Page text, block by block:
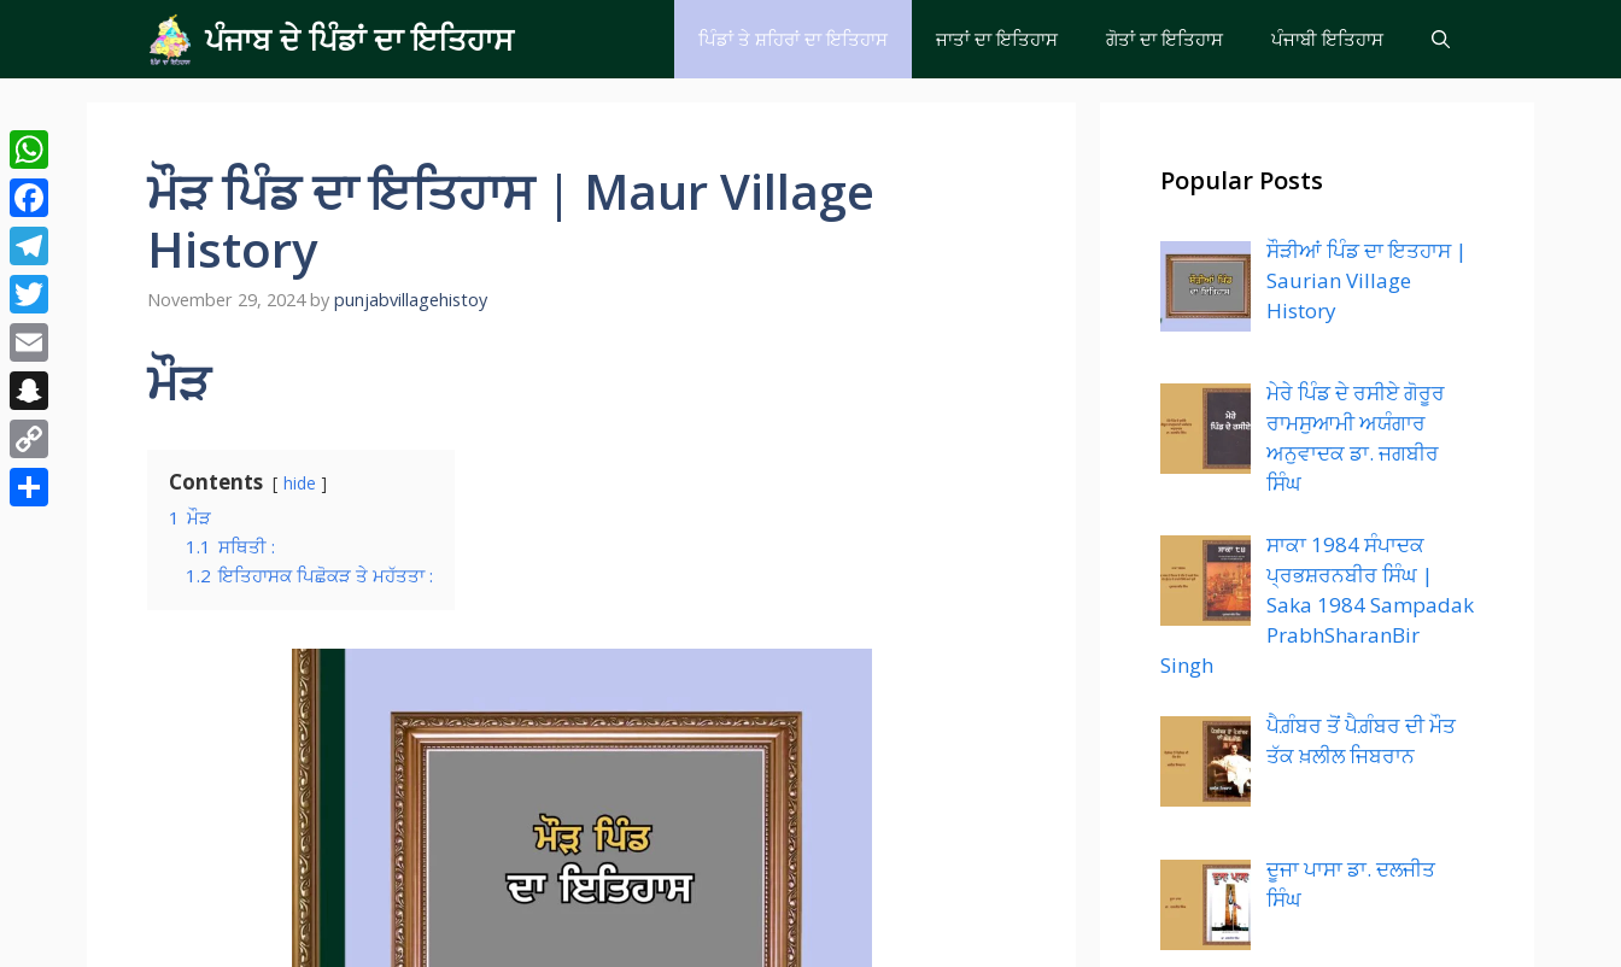
content
ਪੰਜਾਬ ਦੇ ਪਿੰਡਾਂ ਦਾ ਇਤਿਹਾਸ ਪਿੰਡਾਂ ਤੇ ਸ਼ਹਿਰਾਂ ਦਾ ਇਤਿਹਾਸ ਜਾਤਾਂ ਦਾ ਇਤਿਹਾਸ ਗੋਤਾਂ ਦਾ ਇਤਿਹਾਸ ਪੰਜਾਬੀ ਇਤਿਹਾਸ
ਮੌੜ ਪਿੰਡ ਦਾ ਇਤਿਹਾਸ | Maur Village
History
November 29, 2024 by punjabvillagehistoy
ਮੌੜ
Contents hide
1 ਮੌੜ
1.1 ਸਥਿਤੀ :
1.2 ਇਤਿਹਾਸਕ ਪਿਛੋਕੜ ਤੇ ਮਹੱਤਤਾ :
Popular Posts
ਸੌੜੀਆਂ ਪਿੰਡ ਦਾ ਇਤਹਾਸ |
Saurian Village
History
ਮੇਰੇ ਪਿੰਡ ਦੇ ਰਸੀਏ ਗੋਰੂਰ
ਰਾਮਸੁਆਮੀ ਅਯੰਗਾਰ
ਅਨੁਵਾਦਕ ਡਾ. ਜਗਬੀਰ
ਸਿੰਘ
ਸਾਕਾ 1984 ਸੰਪਾਦਕ
ਪ੍ਰਭਸ਼ਰਨਬੀਰ ਸਿੰਘ |
Saka 1984 Sampadak
PrabhSharanBir
Singh
ਪੈਗ਼ੰਬਰ ਤੋਂ ਪੈਗ਼ੰਬਰ ਦੀ ਮੌਤ
ਤੱਕ ਖ਼ਲੀਲ ਜਿਬਰਾਨ
ਦੂਜਾ ਪਾਸਾ ਡਾ. ਦਲਜੀਤ
ਸਿੰਘ
WhatsApp
Facebook
Telegram
Twitter
Email
Snapchat
Copy
Link